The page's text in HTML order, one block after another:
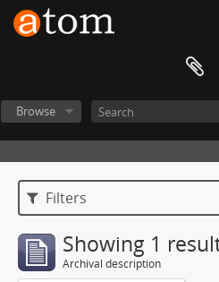
Browse
Filters
Showing 1
Archival description